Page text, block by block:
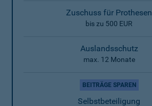
Zuschuss für Prothesen
bis zu 500 EUR
Auslandsschutz
max. 12 Monate
BEITRÄGE SPAREN
Selbstbeteiligung